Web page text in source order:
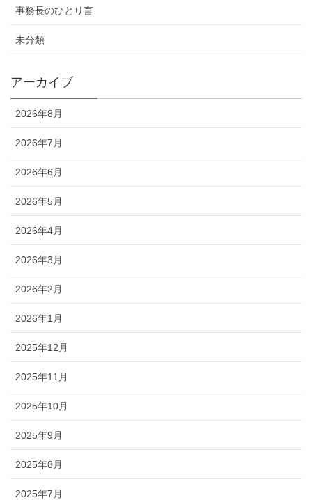
事務長のひとり言
未分類
アーカイブ
2026年8月
2026年7月
2026年6月
2026年5月
2026年4月
2026年3月
2026年2月
2026年1月
2025年12月
2025年11月
2025年10月
2025年9月
2025年8月
2025年7月